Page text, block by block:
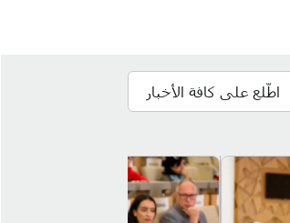
اطّلع على كافة الأخبار